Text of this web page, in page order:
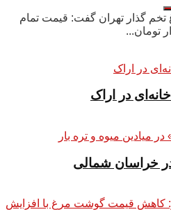
تخم گذار تهران گفت: قیمت تمام
در اراک
خراسان شمالی